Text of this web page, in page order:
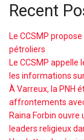
Recent
Le CCSMP
pétroliers
Le CCSMP
les informations
À Varreux, la PNH
affrontements
Raina Forbin
leaders religieux